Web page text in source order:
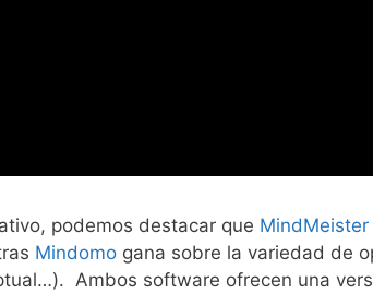
podemos destacar que MindMeister
Mindomo gana sobre la variedad de
Ambos software ofrecen una